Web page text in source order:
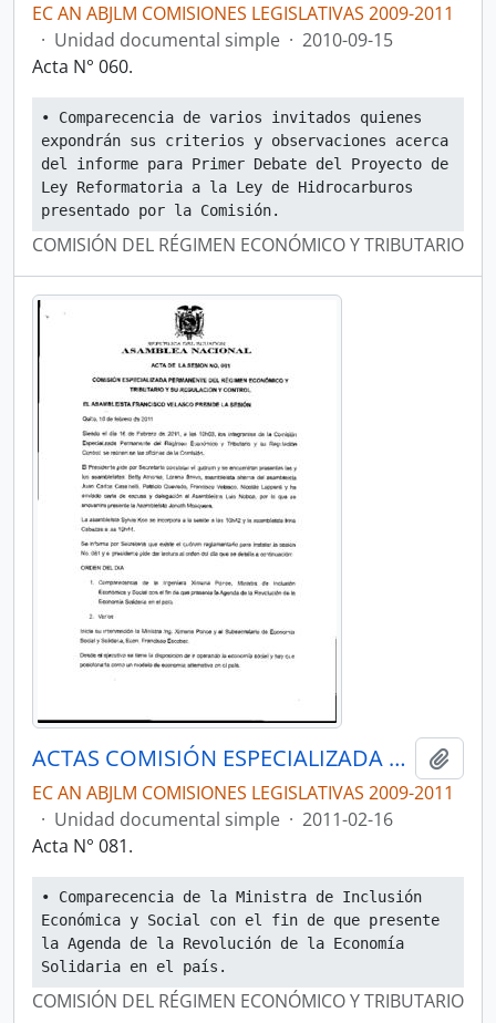
EC AN ABJLM COMISIONES LEGISLATIVAS 2009-2011
· Unidad documental simple · 2010-09-15
Acta N° 060.
• Comparecencia de varios invitados quienes
expondrán sus criterios y observaciones acerca
del informe para Primer Debate del Proyecto de
Ley Reformatoria a la Ley de Hidrocarburos
presentado por la Comisión.
COMISIÓN DEL RÉGIMEN ECONÓMICO Y TRIBUTARIO
ACTAS COMISIÓN ESPECIALIZADA PERMANENTE DEL RÉGIMEN ECONÓMICO Y TRIBUTARIO Y SU REGULACIÓN Y CONTROL
EC AN ABJLM COMISIONES LEGISLATIVAS 2009-2011
· Unidad documental simple · 2011-02-16
Acta N° 081.
• Comparecencia de la Ministra de Inclusión
Económica y Social con el fin de que presente
la Agenda de la Revolución de la Economía
Solidaria en el país.
COMISIÓN DEL RÉGIMEN ECONÓMICO Y TRIBUTARIO